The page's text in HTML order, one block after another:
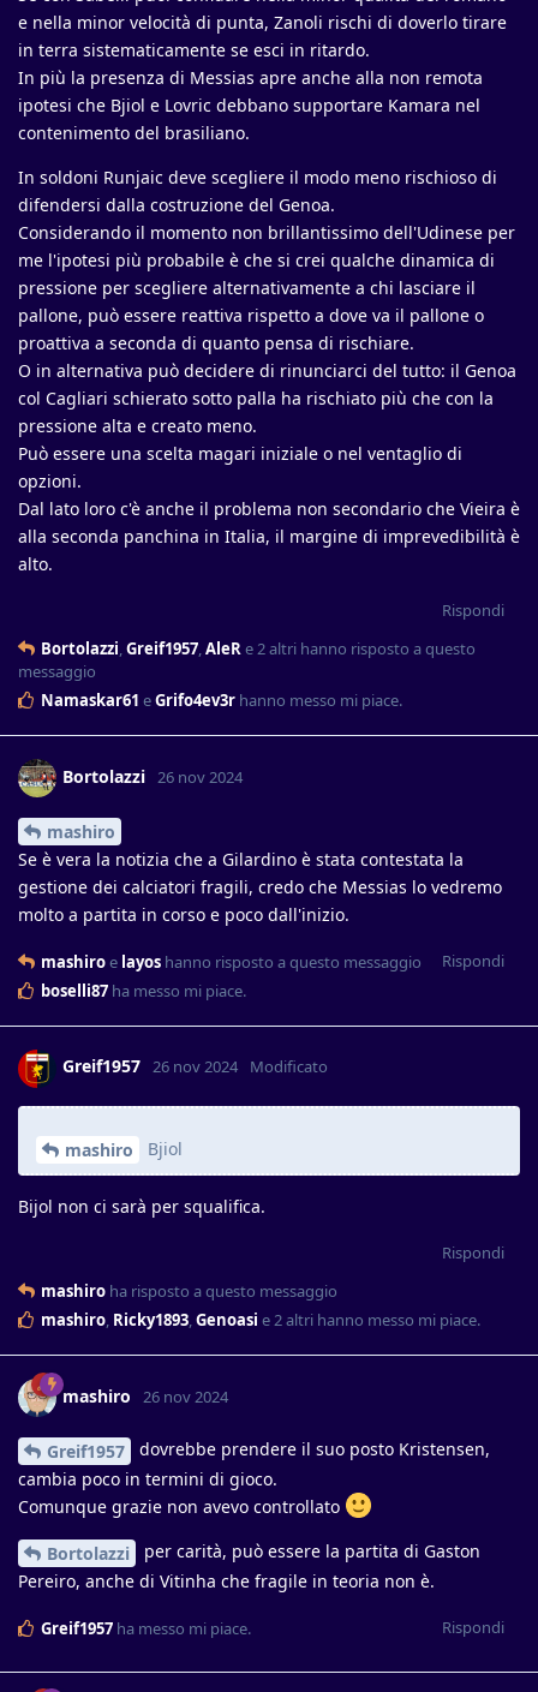
e nella minor velocità di punta, Zanoli rischi di doverlo tirare
in terra sistematicamente se esci in ritardo.
In più la presenza di Messias apre anche alla non remota
ipotesi che Bjiol e Lovric debbano supportare Kamara nel
contenimento del brasiliano.
In soldoni Runjaic deve scegliere il modo meno rischioso di
difendersi dalla costruzione del Genoa.
Considerando il momento non brillantissimo dell'Udinese per
me l'ipotesi più probabile è che si crei qualche dinamica di
pressione per scegliere alternativamente a chi lasciare il
pallone, può essere reattiva rispetto a dove va il pallone o
proattiva a seconda di quanto pensa di rischiare.
O in alternativa può decidere di rinunciarci del tutto: il Genoa
col Cagliari schierato sotto palla ha rischiato più che con la
pressione alta e creato meno.
Può essere una scelta magari iniziale o nel ventaglio di
opzioni.
Dal lato loro c'è anche il problema non secondario che Vieira è
alla seconda panchina in Italia, il margine di imprevedibilità è
alto.
Rispondi
Bortolazzi,Greif1957,AleRe2altri hanno risposto a questo
messaggio
Namaskar61 eGrifo4ev3r hanno messo mi piace.
Bortolazzi 26 nov 2024
mashiro
Se è vera la notizia che a Gilardino è stata contestata la
gestione dei calciatori fragili, credo che Messias lo vedremo
molto a partita in corso e poco dall'inizio.
Rispondi
mashiroe layos hanno risposto a questo messaggio
boselli87 ha messo mi piace.
Greif1957 26 nov 2024 Modificato
mashiro Bjiol
Bijol non ci sarà per squalifica.
Rispondi
mashiro ha risposto a questo messaggio
mashiro, Ricky1893,Genoasi e2altri hanno messo mi piace.
mashiro 26 nov 2024
Greif1957
dovrebbe prendere il suo posto Kristensen,
cambia poco in termini di gioco.
Comunque grazie non avevo controllato
Bortolazzi
per carità, può essere la partita di Gaston
Pereiro, anche di Vitinha che fragile in teoria non è.
Rispondi
Greif1957 ha messo mi piace.